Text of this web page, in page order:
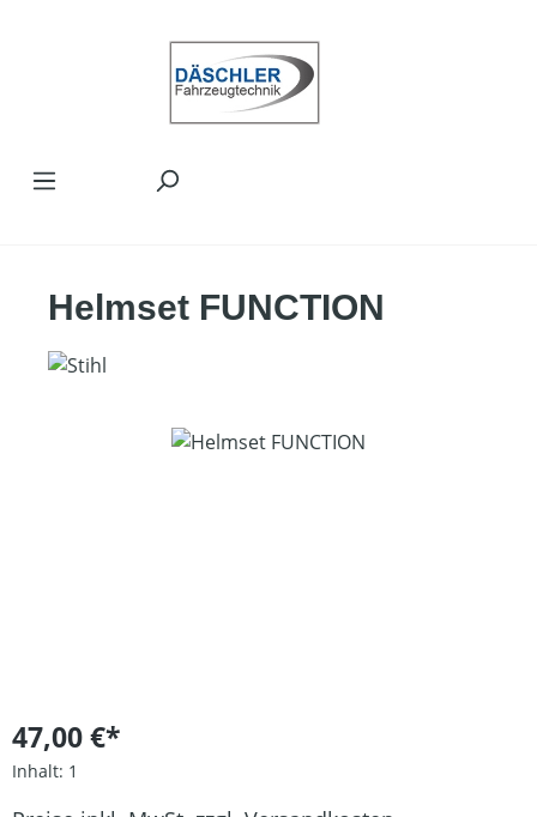
Helmset FUNCTION
Bildergalerie überspringen
47,00 €*
Inhalt: 1